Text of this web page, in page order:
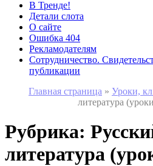
В Тренде!
Детали слота
О сайте
Ошибка 404
Рекламодателям
Сотрудничество.
публикации
Главная страница » Уроки,
литература
Рубрика:
литература